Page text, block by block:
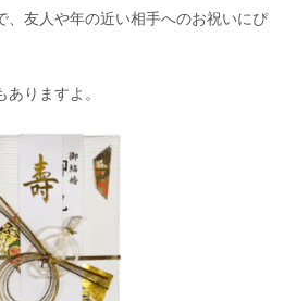
、友人や年の近い相手へのお祝いにぴ
りますよ。